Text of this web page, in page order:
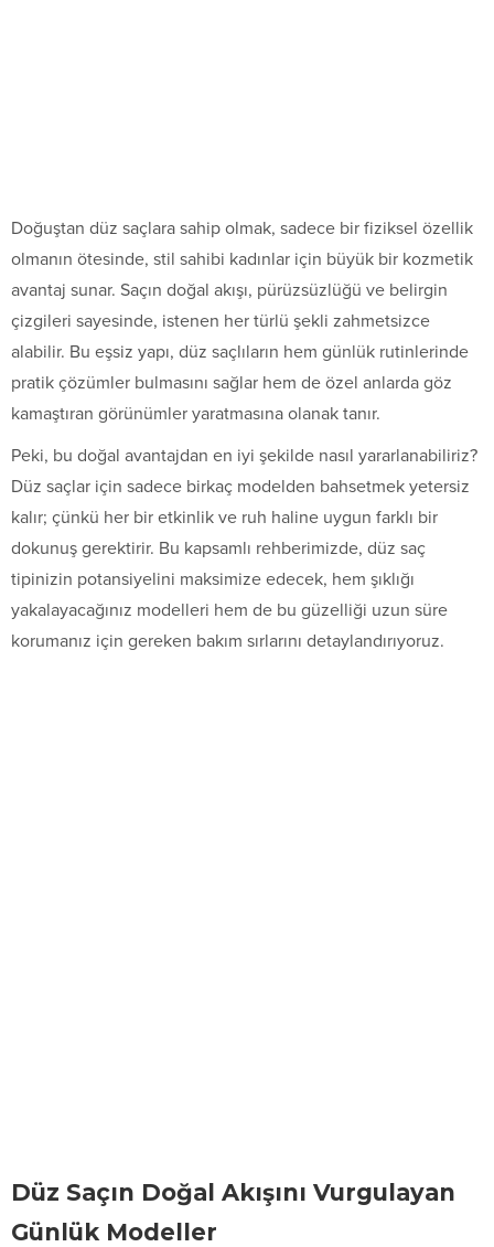
Doğuştan düz saçlara sahip olmak, sadece bir fiziksel özellik
olmanın ötesinde, stil sahibi kadınlar için büyük bir kozmetik
avantaj sunar. Saçın doğal akışı, pürüzsüzlüğü ve belirgin
çizgileri sayesinde, istenen her türlü şekli zahmetsizce
alabilir. Bu eşsiz yapı, düz saçlıların hem günlük rutinlerinde
pratik çözümler bulmasını sağlar hem de özel anlarda göz
kamaştıran görünümler yaratmasına olanak tanır.
Peki, bu doğal avantajdan en iyi şekilde nasıl yararlanabiliriz?
Düz saçlar için sadece birkaç modelden bahsetmek yetersiz
kalır; çünkü her bir etkinlik ve ruh haline uygun farklı bir
dokunuş gerektirir. Bu kapsamlı rehberimizde, düz saç
tipinizin potansiyelini maksimize edecek, hem şıklığı
yakalayacağınız modelleri hem de bu güzelliği uzun süre
korumanız için gereken bakım sırlarını detaylandırıyoruz.
Düz Saçın Doğal Akışını Vurgulayan
Günlük Modeller